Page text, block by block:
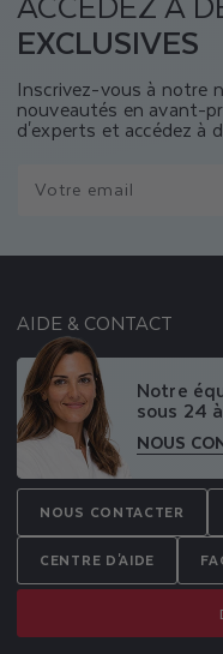
EXCLUSIVES
Inscrivez-vous à notre
nouveautés en avant-
d'experts et accédez à
Votre email
AIDE & CONTACT
Notre
sous 24
NOUS
NOUS CONTACTER
CENTRE D'AIDE